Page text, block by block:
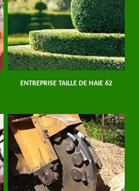
ENTREPRISE TAILLE DE HAIE 62